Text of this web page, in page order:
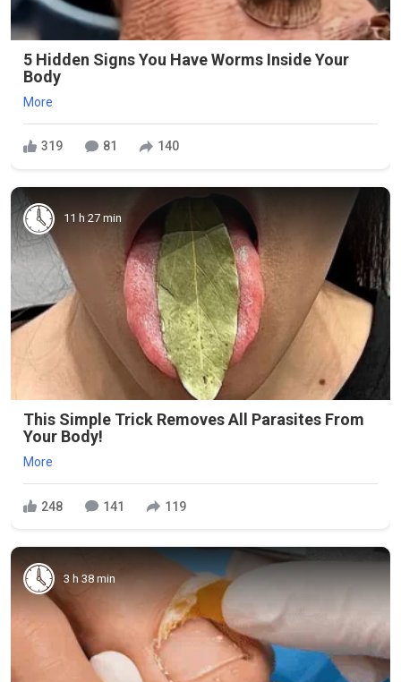
5 Hidden Signs You Have Worms Inside Your
Body
More
319 81 140
11 h 27 min
This Simple Trick Removes All Parasites From
Your Body!
More
248 141 119
3 h 38 min